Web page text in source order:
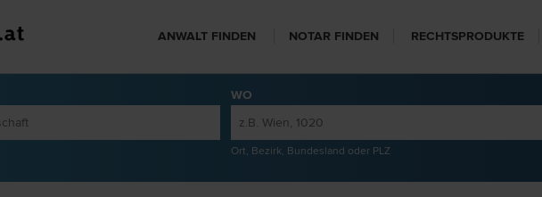
ANWALT FINDEN NOTAR FINDEN RECHTSPRODUKTE
WO
Ort, Bezirk, Bundesland oder PLZ